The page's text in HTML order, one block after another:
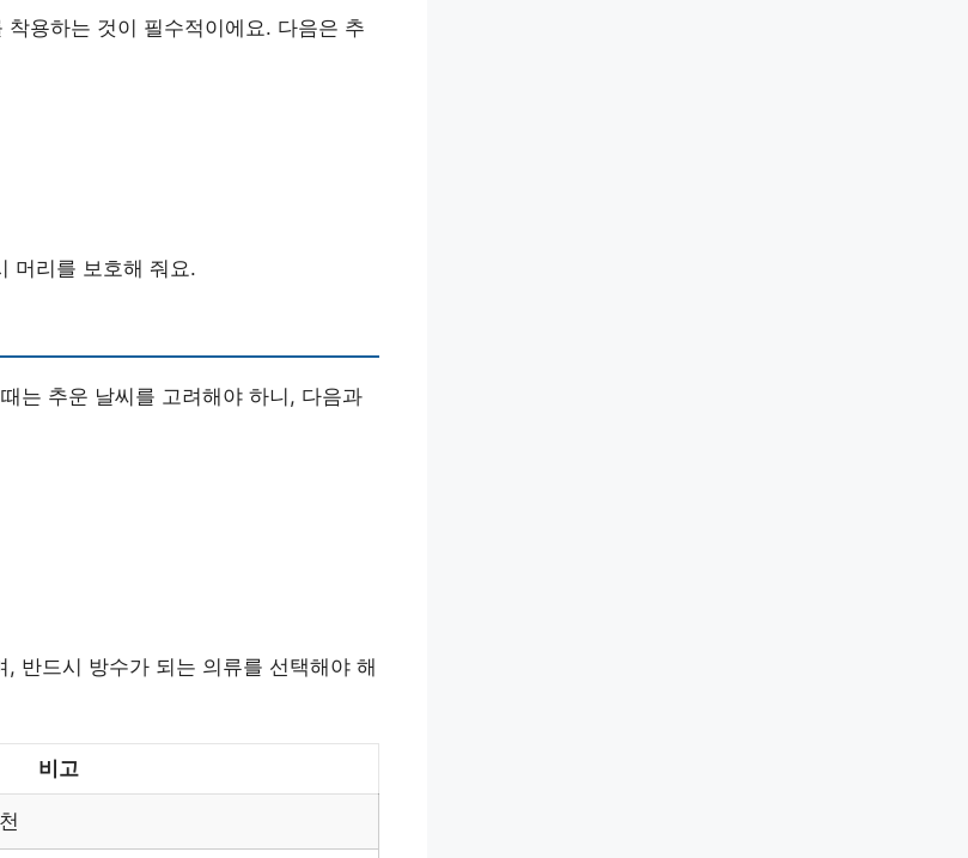
용하는 것이 필수적이에요. 다음은 추
머리를 보호해 줘요.
는 추운 날씨를 고려해야 하니, 다음과
반드시 방수가 되는 의류를 선택해야 해
비고